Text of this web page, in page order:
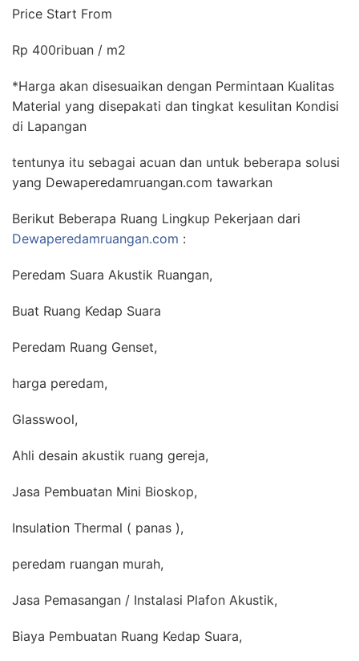
Price Start From
Rp 400ribuan / m2
*Harga akan disesuaikan dengan Permintaan Kualitas
Material yang disepakati dan tingkat kesulitan Kondisi
di Lapangan
tentunya itu sebagai acuan dan untuk beberapa solusi
yang Dewaperedamruangan.com tawarkan
Berikut Beberapa Ruang Lingkup Pekerjaan dari
Dewaperedamruangan.com :
Peredam Suara Akustik Ruangan,
Buat Ruang Kedap Suara
Peredam Ruang Genset,
harga peredam,
Glasswool,
Ahli desain akustik ruang gereja,
Jasa Pembuatan Mini Bioskop,
Insulation Thermal ( panas ),
peredam ruangan murah,
Jasa Pemasangan / Instalasi Plafon Akustik,
Biaya Pembuatan Ruang Kedap Suara,